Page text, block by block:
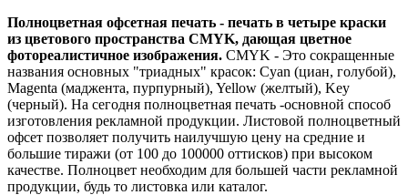
Полноцветная офсетная печать - печать в четыре краски
из цветового пространства CMYK, дающая цветное
фотореалистичное изображения. CMYK - Это сокращенные
названия основных "триадных" красок: Cyan (циан, голубой),
Magenta (маджента, пурпурный), Yellow (желтый), Key
(черный). На сегодня полноцветная печать -основной способ
изготовления рекламной продукции. Листовой полноцветный
офсет позволяет получить наилучшую цену на средние и
большие тиражи (от 100 до 100000 оттисков) при высоком
качестве. Полноцвет необходим для большей части рекламной
продукции, будь то листовка или каталог.